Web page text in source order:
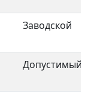
Заводской
Допустимый